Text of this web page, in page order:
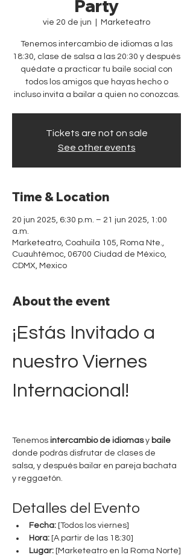
Party
vie 20 de jun Marketeatro
Tenemos intercambio de idiomas a las
18:30, clase de salsa a las 20:30 y después
quédate a practicar tu baile social con
todos los amigos que hayas hecho o
incluso invita a bailar a quien no conozcas.
Tickets are not on sale
See other events
Time & Location
20 jun 2025, 6:30 p.m. – 21 jun 2025, 1:00
a.m.
Marketeatro, Coahuila 105, Roma Nte.,
Cuauhtémoc, 06700 Ciudad de México,
CDMX, Mexico
About the event
¡Estás Invitado a
nuestro Viernes
Internacional!
Tenemos intercambio de idiomas y baile
donde podrás disfrutar de clases de
salsa, y después bailar en pareja bachata
y reggaetón.
Detalles del Evento
Fecha: [Todos los viernes]
Hora: [A partir de las 18:30]
Lugar: [Marketeatro en la Roma Norte]